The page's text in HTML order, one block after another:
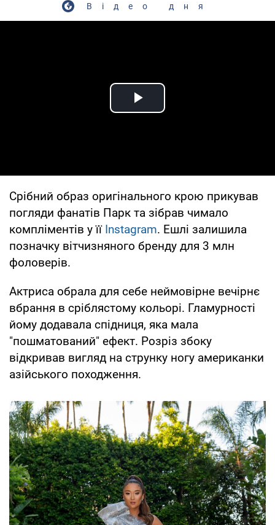
Відео дня
Play Video
Срібний образ оригінального крою прикував
погляди фанатів Парк та зібрав чимало
компліментів у її Instagram. Ешлі залишила
позначку вітчизняного бренду для 3 млн
фоловерів.
Актриса обрала для себе неймовірне вечірнє
вбрання в сріблястому кольорі. Гламурності
йому додавала спідниця, яка мала
"пошматований" ефект. Розріз збоку
відкривав вигляд на струнку ногу американки
азійського походження.